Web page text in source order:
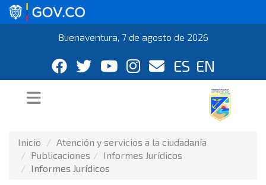
Buenaventura, 7 de agosto de 2026
ES EN
Inicio
Atención y servicios a la ciudadanía
Publicaciones
Informes Jurí­dicos
Informes Jurídicos